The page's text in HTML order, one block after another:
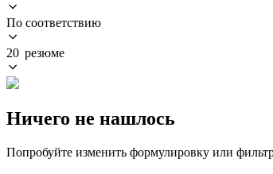
По соответствию
20 резюме
Ничего не нашлось
Попробуйте изменить формулировку или